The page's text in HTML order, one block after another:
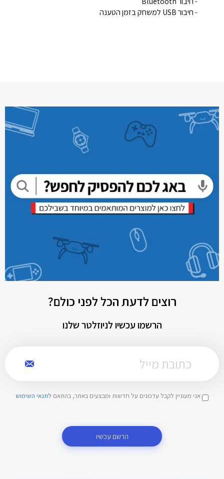
- חיבור USB למשחק בזמן הטענה
רוצים לדעת הכל לפני כולם?
הרשמו עכשיו לניוזלטר שלנו
אני מעוניין לקבל עדכונים על חדשות ומבצעים באתר, בהתאם לתנאי השימוש
הרשם עכשיו